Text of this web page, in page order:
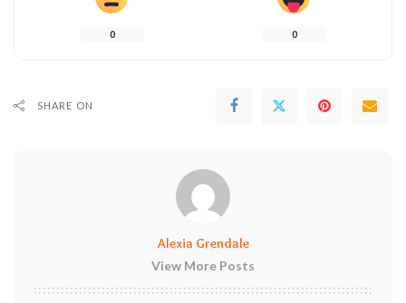
0 0
SHARE ON
Alexia Grendale
View More Posts